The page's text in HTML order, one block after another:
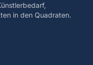
in den Quadraten.